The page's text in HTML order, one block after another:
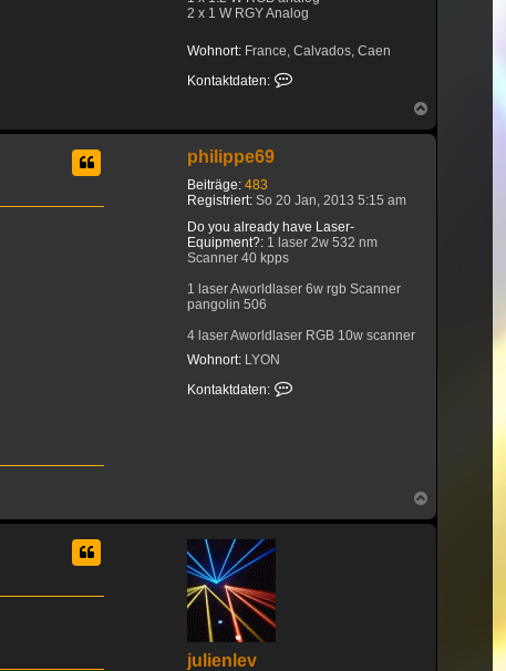
2 x 1 W RGY Analog
Wohnort: France, Calvados, Caen
Kontaktdaten:
oben
philippe69
Beiträge: 483
Registriert: So 20 Jan, 2013 5:15 am
Do you already have Laser-
Equipment?: 1 laser 2w 532 nm
Scanner 40 kpps
1 laser Aworldlaser 6w rgb Scanner
pangolin 506
4 laser Aworldlaser RGB 10w scanner
DT40 60 degrés
1 laser Aworldlaser 14w rgb Scanner
DT40 60 degrés
1 laser Aworldlaser 32w RGB Scanner
DT50B 60 degrés
4 laser Aworldlaser 35w RGB Scanner
DT50B 60 degrés
1 laser Aworldlaser 45w RGB scanner
DT50C 60 degrés
Wohnort: LYON
Kontaktdaten:
oben
julienlev